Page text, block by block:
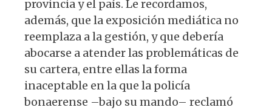
provincia y el país. Le recordamos,
además, que la exposición mediática no
reemplaza a la gestión, y que debería
abocarse a atender las problemáticas de
su cartera, entre ellas la forma
inaceptable en la que la policía
bonaerense –bajo su mando– reclamó